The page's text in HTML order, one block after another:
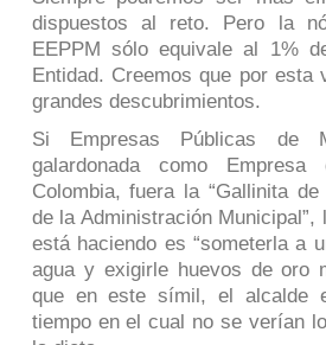
dispuestos al reto. Pero la
EEPPM sólo equivale al 1%
Entidad. Creemos que por esta
grandes descubrimientos.
Si Empresas Públicas de
galardonada como
Colombia, fuera la “Gallinita
de la Administración Municipal”,
está haciendo es “someterla a
agua y exigirle huevos de oro
que en este símil, el alcalde
tiempo en el cual no se verían